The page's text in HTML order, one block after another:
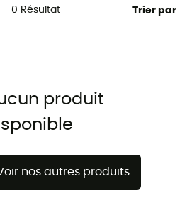
0 Résultat Trier par
produit
nos autres produits